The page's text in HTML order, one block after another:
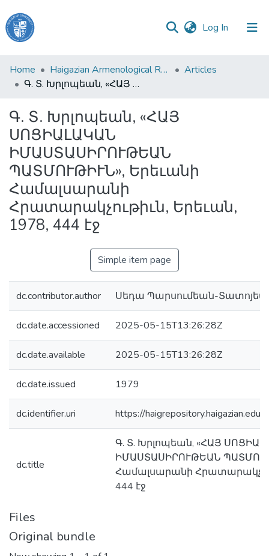
Log In (current)
Haigazian
University
&
Collections
All of DSpace
Home Haigazian Armenological Review
Articles
Գ. Տ. Խրլոպեան, «ՀԱՅ ՍՈՑԻԱԼԱԿԱՆ ԻՄԱՍՏԱՍԻՐՈՒԹԵԱՆ ՊԱՏՄՈՒԹԻՒՆ», Երեւանի Համալսարանի Հրատարակչութիւն, Երեւան, 1978, 444 էջ
Գ. Տ. Խրլոպեան, «ՀԱՅ
ՍՈՑԻԱԼԱԿԱՆ
ԻՄԱՍՏԱՍԻՐՈՒԹԵԱՆ
ՊԱՏՄՈՒԹԻՒՆ», Երեւանի
Համալսարանի
Հրատարակչութիւն, Երեւան,
1978, 444 էջ
Simple item page
dc.contributor.author Սեդա Պարսումեան-
dc.date.accessioned 2025-05-15T13:26:28Z
dc.date.available 2025-05-15T13:26:28Z
dc.date.issued 1979
dc.identifier.uri https://
dc.title
Գ. Տ. Խրլոպեան, «ՀԱՅ
ԻՄԱՍՏԱՍԻՐՈՒԹԵԱՆ
Համալսարանի
444 էջ
Files
Original bundle